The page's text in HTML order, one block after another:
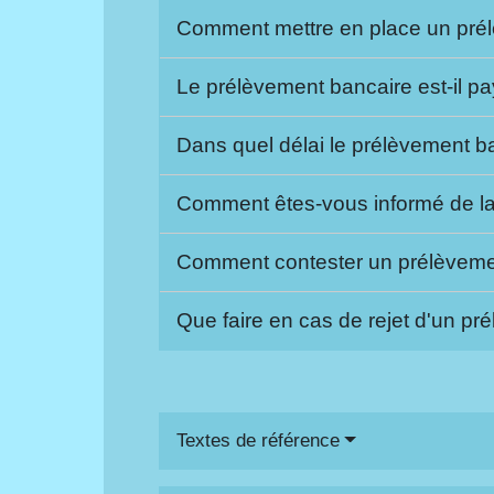
Comment mettre en place un
Le prélèvement bancaire est-il
Dans quel délai le prélèvement
Comment êtes-vous informé de
Comment contester un
Que faire en cas de rejet d'un
Textes de référence